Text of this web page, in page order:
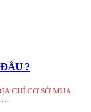
?
CHỈ CƠ SỞ MUA